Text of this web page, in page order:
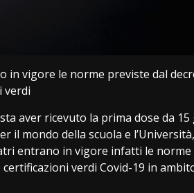
in vigore le norme previste dal
verdi
aver ricevuto la prima dose da
il mondo della scuola e
entrano in vigore infatti le
verdi Covid-19 in